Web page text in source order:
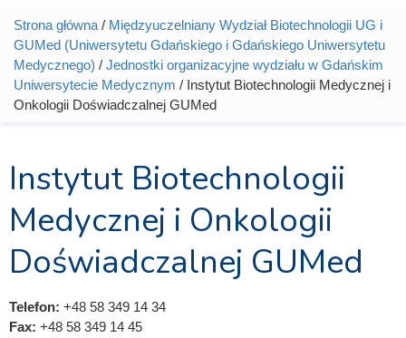
Jesteś tutaj
Strona główna / Międzyuczelniany Wydział Biotechnologii UG i
GUMed (Uniwersytetu Gdańskiego i Gdańskiego Uniwersytetu
Medycznego) / Jednostki organizacyjne wydziału w Gdańskim
Uniwersytecie Medycznym / Instytut Biotechnologii Medycznej i
Onkologii Doświadczalnej GUMed
Instytut Biotechnologii
Medycznej i Onkologii
Doświadczalnej GUMed
Telefon: +48 58 349 14 34
Fax: +48 58 349 14 45